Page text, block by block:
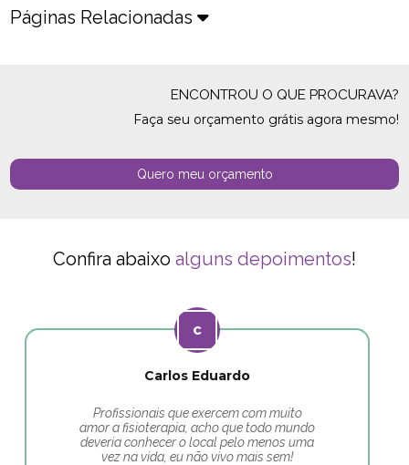
Páginas Relacionadas
ENCONTROU O QUE PROCURAVA?
Faça seu orçamento grátis agora mesmo!
Quero meu orçamento
Confira abaixo alguns depoimentos!
Carlos Eduardo
Profissionais que exercem com muito
amor a fisioterapia, acho que todo mundo
deveria conhecer o local pelo menos uma
vez na vida, eu não vivo mais sem!